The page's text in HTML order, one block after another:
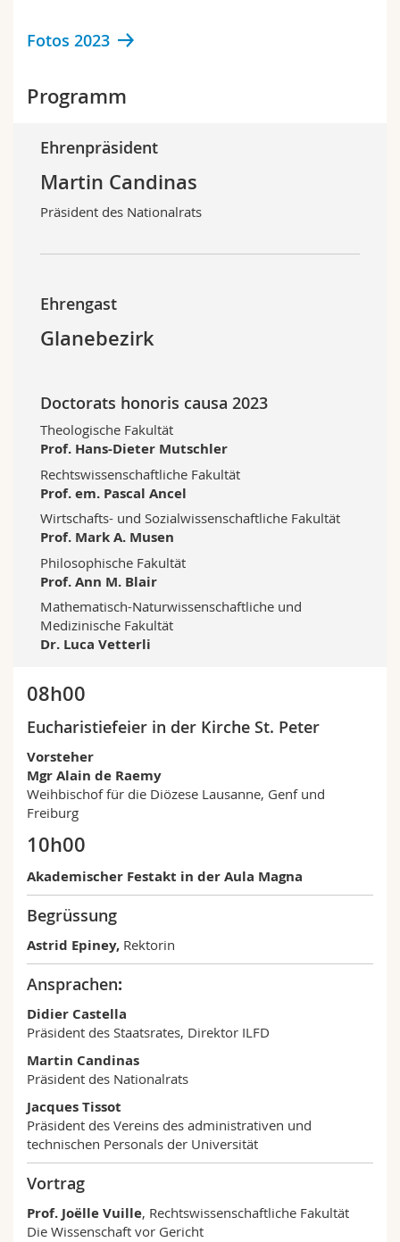
MyUnifr
Fotos 2023
Programm
Ehrenpräsident
Martin Candinas
Präsident des Nationalrats
Ehrengast
Glanebezirk
Doctorats honoris causa 2023
Theologische Fakultät
Prof. Hans-Dieter Mutschler
Rechtswissenschaftliche Fakultät
Prof. em. Pascal Ancel
Wirtschafts- und Sozialwissenschaftliche Fakultät
Prof. Mark A. Musen
Philosophische Fakultät
Prof. Ann M. Blair
Mathematisch-Naturwissenschaftliche und
Medizinische Fakultät
Dr. Luca Vetterli
08h00
Eucharistiefeier in der Kirche St. Peter
Vorsteher
Mgr Alain de Raemy
Weihbischof für die Diözese Lausanne, Genf und
Freiburg
10h00
Akademischer Festakt in der Aula Magna
Begrüssung
Astrid Epiney, Rektorin
Ansprachen:
Didier Castella
Präsident des Staatsrates, Direktor ILFD
Martin Candinas
Präsident des Nationalrats
Jacques Tissot
Präsident des Vereins des administrativen und
technischen Personals der Universität
Vortrag
Prof. Joëlle Vuille, Rechtswissenschaftliche Fakultät
Die Wissenschaft vor Gericht